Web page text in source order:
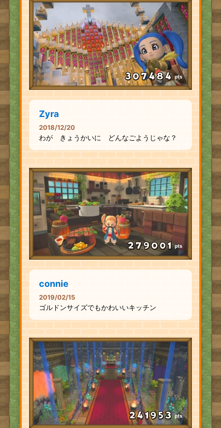
pts
Zyra
2018/12/20
わが きょうかいに どんなごようじゃな？
pts
connie
2019/02/15
ゴルドンサイズでもかわいいキッチン
pts